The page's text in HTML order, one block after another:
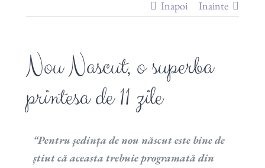
Inapoi Inainte
Nou Nascut, o superba
printesa de 11 zile
“Pentru ședința de nou născut este bine de
știut că aceasta trebuie programată din